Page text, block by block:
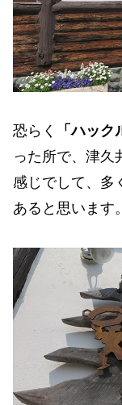
恐らく 「ハッ
った所で、津久
感じでして、
あると思います。